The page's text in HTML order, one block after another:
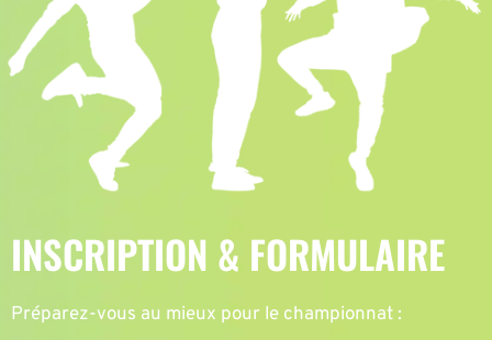
INSCRIPTION & FORMULAIRE
Préparez-vous au mieux pour le championnat :